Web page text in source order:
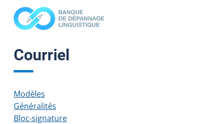
Courriel
Modèles
Généralités
Bloc-signature